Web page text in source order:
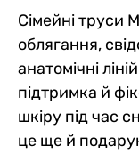
Сімейні труси
облягання,
анатомічні
підтримка й
шкіру під час
це ще й